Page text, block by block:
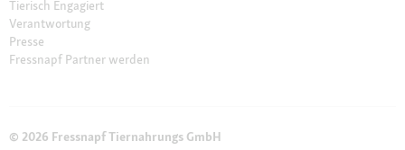
Tierisch Engagiert
Verantwortung
Presse
Fressnapf Partner werden
© 2026 Fressnapf Tiernahrungs GmbH